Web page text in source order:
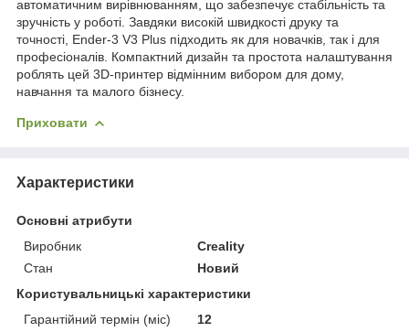
автоматичним вирівнюванням, що забезпечує стабільність та
зручність у роботі. Завдяки високій швидкості друку та
точності, Ender-3 V3 Plus підходить як для новачків, так і для
професіоналів. Компактний дизайн та простота налаштування
роблять цей 3D-принтер відмінним вибором для дому,
навчання та малого бізнесу.
Приховати
Характеристики
Основні атрибути
Виробник
Creality
Стан
Новий
Користувальницькі характеристики
Гарантійний термін (міс)
12